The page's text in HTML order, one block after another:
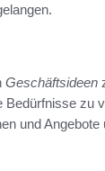
Geschäftsideen
Bedürfnisse zu
und